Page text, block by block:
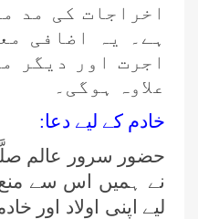
اخراجات کی مد
ہے۔ یہ اضافی
اجرت اور دیگر
علاوہ ہوگی۔
خادم کے لیے دعا:
حضور سرور عالم
نے ہمیں اس سے منع
لیے اپنی اولاد اور